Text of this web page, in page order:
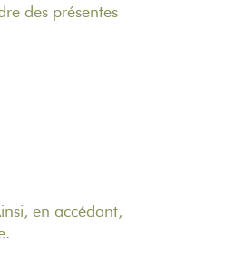
des présentes
en accédant,